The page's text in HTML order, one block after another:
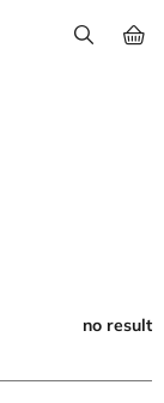
no result